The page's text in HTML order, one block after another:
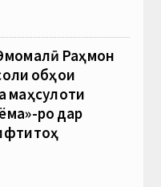
Раҳмон
обҳои
маҳсулоти
ро дар